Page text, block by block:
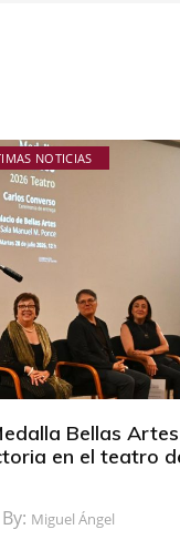
NOTICIAS
Bellas Artes
en el teatro
Miguel Ángel